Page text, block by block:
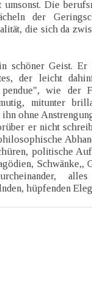
Die
der
die sich da
schöner Geist. Er
der leicht
wie der
mitunter
ohne
er nicht
politische
Schwänke,,
hüpfenden